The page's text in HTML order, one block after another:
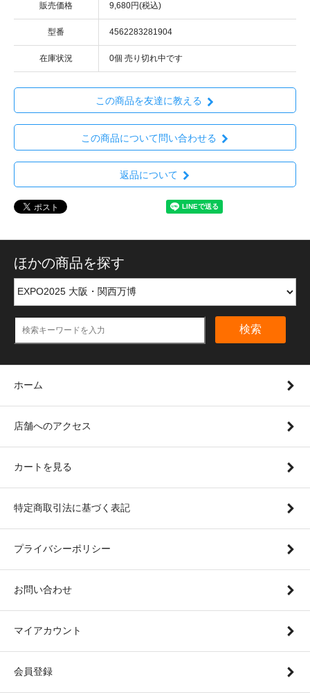
販売価格 9,680円(税込)
型番 4562283281904
在庫状況 0個 売り切れ中です
この商品を友達に教える
この商品について問い合わせる
返品について
ほかの商品を探す
検索
ホーム
店舗へのアクセス
カートを見る
特定商取引法に基づく表記
プライバシーポリシー
お問い合わせ
マイアカウント
会員登録